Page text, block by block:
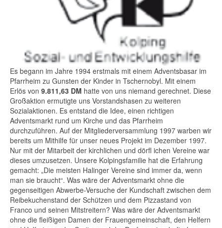
Es begann im Jahre 1994 erstmals mit einem Adventsbasar im
Pfarrheim zu Gunsten der Kinder in Tschernobyl. Mit einem
Erlös von 9.811,63 DM hatte von uns niemand gerechnet. Diese
Großaktion ermutigte uns Vorstandshasen zu weiteren
Sozialaktionen. Es entstand die Idee, einen richtigen
Adventsmarkt rund um Kirche und das Pfarrheim
durchzuführen. Auf der Mitgliederversammlung 1997 warben wir
bereits um Mithilfe für unser neues Projekt im Dezember 1997.
Nur mit der Mitarbeit der kirchlichen und dörfl ichen Vereine war
dieses umzusetzen. Unsere Kolpingsfamilie hat die Erfahrung
gemacht: „Die meisten Halinger Vereine sind immer da, wenn
man sie braucht“. Was wäre der Adventsmarkt ohne die
gegenseitigen Abwerbe-Versuche der Kundschaft zwischen dem
Reibekuchenstand der Schützen und dem Pizzastand von
Franco und seinen Mitstreitern? Was wäre der Adventsmarkt
ohne die fleißigen Damen der Frauengemeinschaft, den Helfern